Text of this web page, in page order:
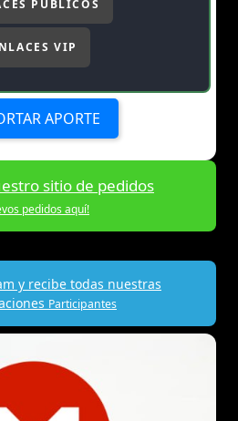
PÚBLICOS
VIP
APORTE
sitio de pedidos
pedidos aquí!
y recibe todas nuestras
Participantes